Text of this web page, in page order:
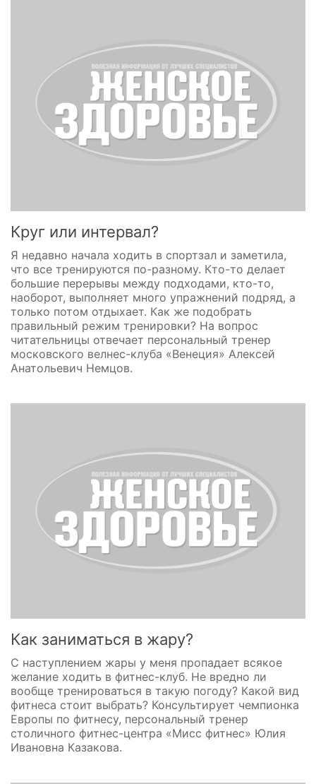
Круг или интервал?
Я недавно начала ходить в спортзал и заметила,
что все тренируются по-разному. Кто-то делает
большие перерывы между подходами, кто-то,
наоборот, выполняет много упражнений подряд, а
только потом отдыхает. Как же подобрать
правильный режим тренировки? На вопрос
читательницы отвечает персональный тренер
московского велнес-клуба «Венеция» Алексей
Анатольевич Немцов.
Как заниматься в жару?
С наступлением жары у меня пропадает всякое
желание ходить в фитнес-клуб. Не вредно ли
вообще тренироваться в такую погоду? Какой вид
фитнеса стоит выбрать? Консультирует чемпионка
Европы по фитнесу, персональный тренер
столичного фитнес-центра «Мисс фитнес» Юлия
Ивановна Казакова.